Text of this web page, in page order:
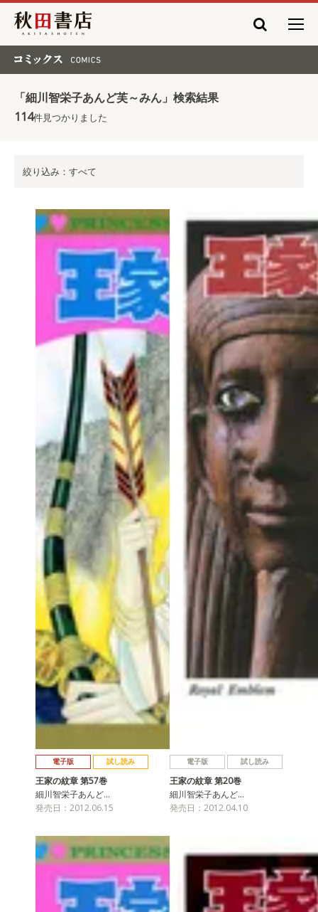
秋田書店
「細川智栄子あんど芙～みん」検索結果
114件見つかりました
絞り込み：すべて
電子版 試し読み
王家の紋章 第57巻
細川智栄子あんど…
発売日：2012.06.15
電子版 試し読み
王家の紋章 第20巻
細川智栄子あんど…
発売日：2012.04.10